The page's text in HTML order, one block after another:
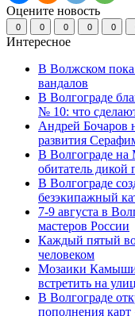
Оцените новость
0 0 0 0 0
Интересное
В Волжском пока
вандалов
В Волгограде
№ 10: что
Андрей Бочаров
развития
В Волгограде на
обитатель дикой
В Волгограде
безэкипажный
7-9 августа в
мастеров России
Каждый пятый
человеком
Мозаики
встретить на
В Волгограде
пополнения карт